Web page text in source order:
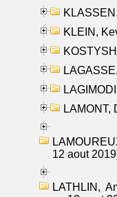
KLEIN,
LAMONT,
12 aout
LATHLIN,